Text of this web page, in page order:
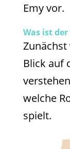
Emy vor.
Was ist
Blick auf
welche
spielt.